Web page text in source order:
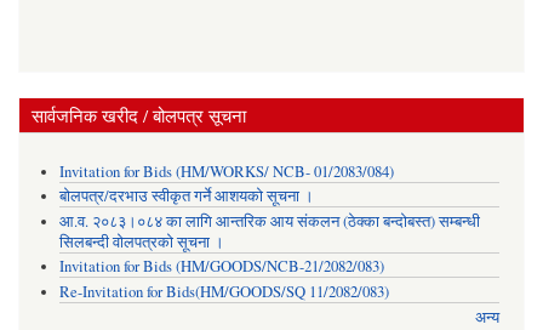
सार्वजनिक खरीद / बोलपत्र सूचना
Invitation for Bids (HM/WORKS/ NCB- 01/2083/084)
बोलपत्र/दरभाउ स्वीकृत गर्ने आशयको सूचना ।
आ.व. २०८३।०८४ का लागि आन्तरिक आय संकलन (ठेक्का बन्दोबस्त) सम्बन्धी
सिलबन्दी वोलपत्रको सूचना ।
Invitation for Bids (HM/GOODS/NCB-21/2082/083)
Re-Invitation for Bids(HM/GOODS/SQ 11/2082/083)
अन्य